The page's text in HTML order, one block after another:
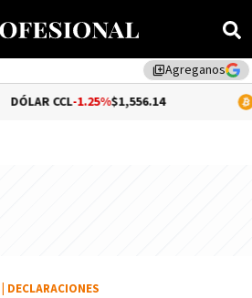
library_addAgreganos
-1.25%$1,556.14
DECLARACIONES